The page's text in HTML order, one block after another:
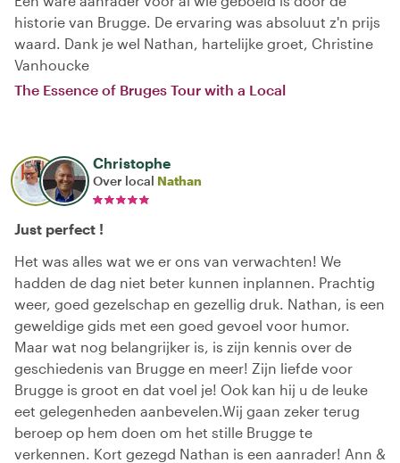
historie van Brugge. De ervaring was absoluut z'n prijs
waard. Dank je wel Nathan, hartelijke groet, Christine
Vanhoucke
The Essence of Bruges Tour with a Local
Christophe
Over local Nathan
Just perfect !
Het was alles wat we er ons van verwachten! We
hadden de dag niet beter kunnen inplannen. Prachtig
weer, goed gezelschap en gezellig druk. Nathan, is een
geweldige gids met een goed gevoel voor humor.
Maar wat nog belangrijker is, is zijn kennis over de
geschiedenis van Brugge en meer! Zijn liefde voor
Brugge is groot en dat voel je! Ook kan hij u de leuke
eet gelegenheden aanbevelen.Wij gaan zeker terug
beroep op hem doen om het stille Brugge te
verkennen. Kort gezegd Nathan is een aanrader! Ann &